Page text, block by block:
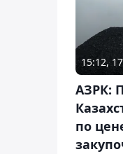
15:12,
АЗРК:
по